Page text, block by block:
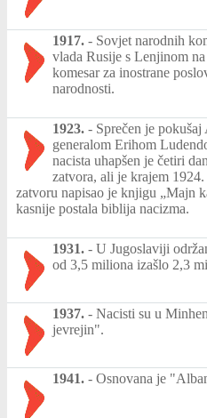
1917. - Sovjet narodnih
vlada Rusije s Lenjinom
komesar za inostrane
narodnosti.
1923. - Sprečen je
generalom Erihom
nacista uhapšen je četiri
zatvora, ali je krajem
zatvoru napisao je knjigu „Majn
kasnije postala biblija nacizma.
1931. - U Jugoslaviji
od 3,5 miliona izašlo 2,3
1937. - Nacisti su u
jevrejin".
1941. - Osnovana je